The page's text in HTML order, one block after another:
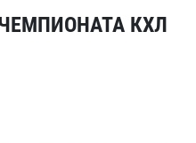
КХЛ